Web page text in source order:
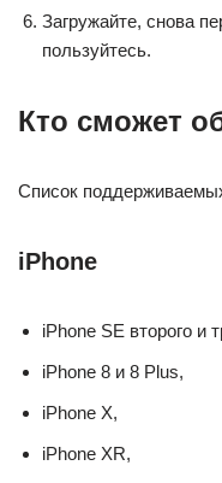
Загружайте, снова
пользуйтесь.
Кто сможет
Список
iPhone
iPhone SE второго и
iPhone 8 и 8 Plus,
iPhone X,
iPhone XR,